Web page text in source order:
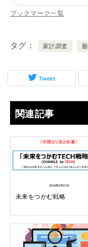
ブックマーク一覧
タグ 家計調査
Tweet
関連記事
未来をつかむ戦略